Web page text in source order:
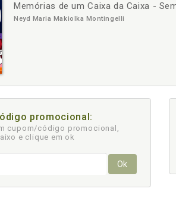
Memórias de um Caixa da Caixa -
Neyd Maria Makiolka Montingelli
- +
promocional:
cupom/código promocional,
e clique em ok
Ok